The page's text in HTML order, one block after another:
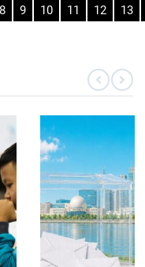
8 9 10 11 12 13